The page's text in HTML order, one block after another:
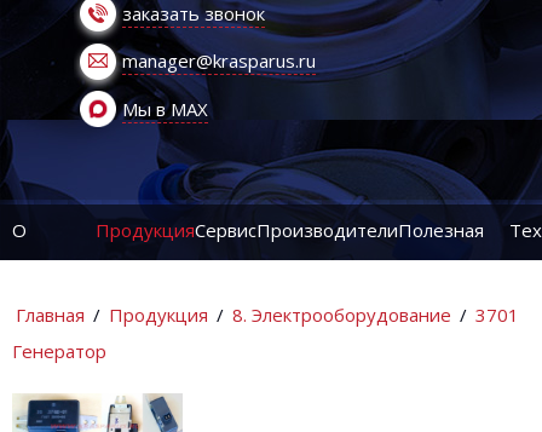
заказать звонок
manager@krasparus.ru
Мы в MAX
О ПродукцияСервисПроизводителиПолезная
Главная / Продукция / 8. Электрооборудование / 3701
Генератор